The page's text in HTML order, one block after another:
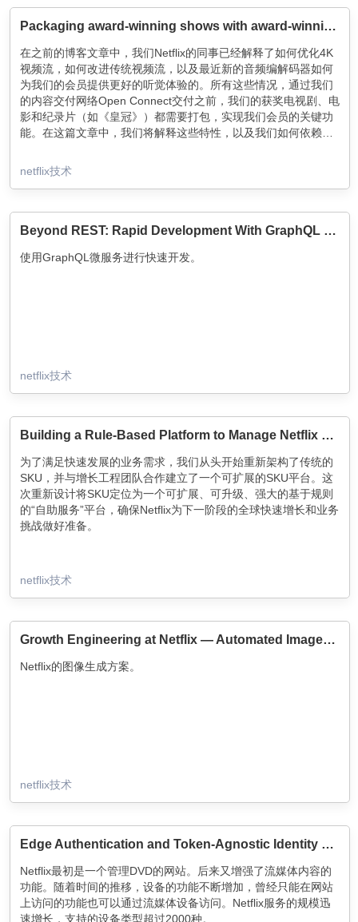
大减缓了新功能的交付速度。我们不能再指望每个人都拥有构建
和部署新功能所需的专业知识。处理生产问题成了一项昂贵的苦
序代码都混在一起。当我们还是一个小团队时，曾为我们提供良
好服务的集中式数据模型成为了一种负担。
Packaging award-winning shows with award-winning technology
在之前的博客文章中，我们Netflix的同事已经解释了如何优化4K
视频流，如何改进传统视频流，以及最近新的音频编解码器如何
为我们的会员提供更好的听觉体验的。所有这些情况，通过我们
的内容交付网络Open Connect交付之前，我们的获奖电视剧、电
影和纪录片（如《皇冠》）都需要打包，实现我们会员的关键功
能。在这篇文章中，我们将解释这些特性，以及我们如何依赖获
netflix技术
Beyond REST: Rapid Development With GraphQL Microservices
使用GraphQL微服务进行快速开发。
netflix技术
Building a Rule-Based Platform to Manage Netflix Membership SKUs at Scale
为了满足快速发展的业务需求，我们从头开始重新架构了传统的
SKU，并与增长工程团队合作建立了一个可扩展的SKU平台。这
次重新设计将SKU定位为一个可扩展、可升级、强大的基于规则
的“自助服务”平台，确保Netflix为下一阶段的全球快速增长和业务
挑战做好准备。
netflix技术
Growth Engineering at Netflix — Automated Imagery Generation
Netflix的图像生成方案。
netflix技术
Edge Authentication and Token-Agnostic Identity Propagation
Netflix最初是一个管理DVD的网站。后来又增强了流媒体内容的
功能。随着时间的推移，设备的功能不断增加，曾经只能在网站
上访问的功能也可以通过流媒体设备访问。Netflix服务的规模迅
速增长，支持的设备类型超过2000种。